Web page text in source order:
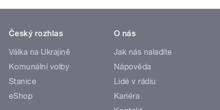
Český rozhlas
Válka na Ukrajině
Komunální volby
Stanice
eShop
O nás
Jak nás naladíte
Nápověda
Lidé v rádiu
Kariéra